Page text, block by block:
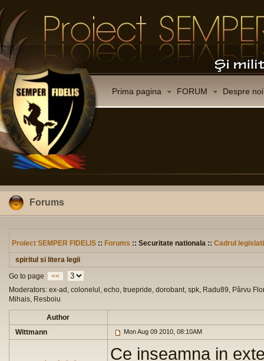
Prima pagina FORUM Despre noi
Forums
Proiect SEMPER FIDELIS :: Forums :: Securitate nationala :: Cadrul
spiritul si litera legii
Go to page
<<
Moderators: ex-ad, colonelul, echo, truepride, dorobant, spk, Radu89, Pârvu
Mihais, Resboiu
Author
Wittmann
Mon Aug 09 2010, 08:10AM
Ce inseamna in